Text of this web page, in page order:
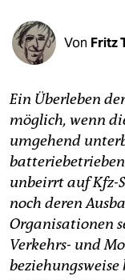
veranstaltungen
shop
unterstützen
abo
genossenschaft
epaper login
Von Fritz
Ein Überleben
möglich, wenn
umgehend
unbeirrt auf Kfz-
noch deren
Organisationen
Verkehrs- und